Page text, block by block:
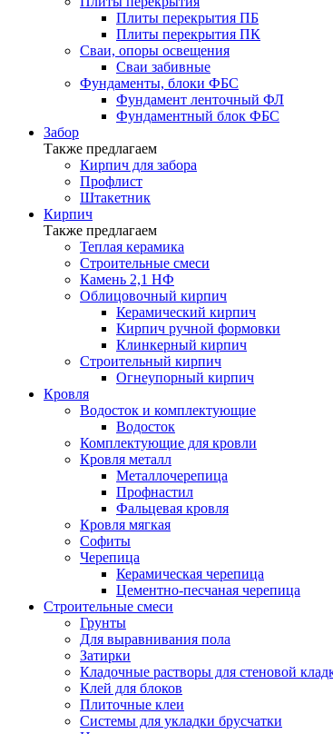
Плиты перекрытия ПБ
Плиты перекрытия ПК
Сваи, опоры освещения
Сваи забивные
Фундаменты, блоки ФБС
Фундамент ленточный ФЛ
Фундаментный блок ФБС
Забор
Также предлагаем
Кирпич для забора
Профлист
Штакетник
Кирпич
Также предлагаем
Теплая керамика
Строительные смеси
Камень 2,1 НФ
Облицовочный кирпич
Керамический кирпич
Кирпич ручной формовки
Клинкерный кирпич
Строительный кирпич
Огнеупорный кирпич
Кровля
Водосток и комплектующие
Водосток
Комплектующие для кровли
Кровля металл
Металлочерепица
Профнастил
Фальцевая кровля
Кровля мягкая
Софиты
Черепица
Керамическая черепица
Цементно-песчаная черепица
Строительные смеси
Грунты
Для выравнивания пола
Затирки
Кладочные растворы для стеновой
Клей для блоков
Плиточные клеи
Системы для укладки брусчатки